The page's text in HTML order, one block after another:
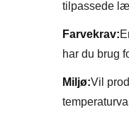
tilpassede
Farvekrav:
har du brug
Miljø:Vil